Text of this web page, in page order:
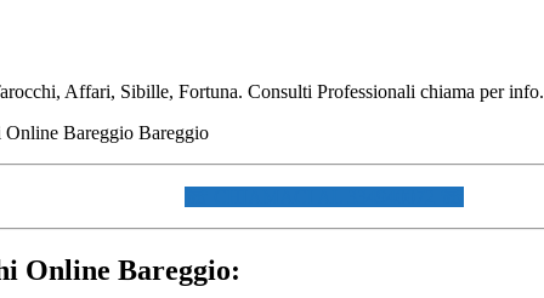
Affari, Sibille, Fortuna. Consulti Professionali chiama per info.
Online Bareggio: